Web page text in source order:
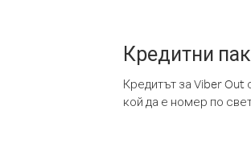
Кредитни
Кредитът за Viber
кой да е номер по